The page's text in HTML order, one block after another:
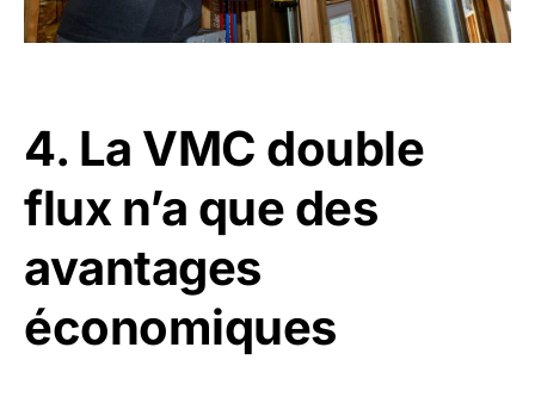
4. La VMC double
flux n’a que des
avantages
économiques